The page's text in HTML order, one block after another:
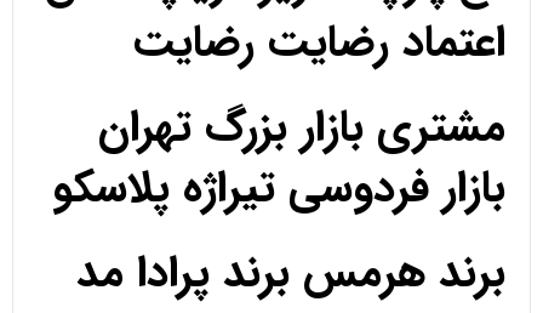
اعتماد رضایت رضایت
مشتری بازار بزرگ تهران
بازار فردوسی تیراژه پلاسکو
برند هرمس برند پرادا مد